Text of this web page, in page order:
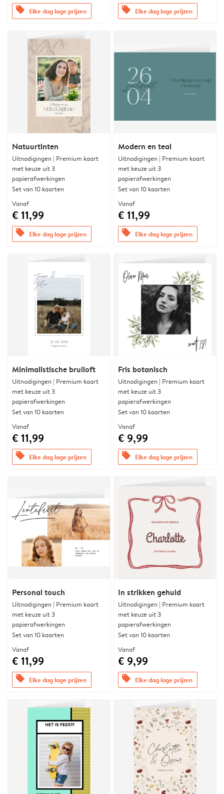
offers Elke dag lage prijzen offers Elke dag lage prijzen
Natuurtinten
Uitnodigingen | Premium kaart
met keuze uit 3
papierafwerkingen
Set van 10 kaarten
Vanaf
€ 11,99
offers Elke dag lage prijzen
Modern en teal
Uitnodigingen | Premium kaart
met keuze uit 3
papierafwerkingen
Set van 10 kaarten
Vanaf
€ 11,99
offers Elke dag lage prijzen
Minimalistische bruiloft
Uitnodigingen | Premium kaart
met keuze uit 3
papierafwerkingen
Set van 10 kaarten
Vanaf
€ 11,99
offers Elke dag lage prijzen
Fris botanisch
Uitnodigingen | Premium kaart
met keuze uit 3
papierafwerkingen
Set van 10 kaarten
Vanaf
€ 9,99
offers Elke dag lage prijzen
Personal touch
Uitnodigingen | Premium kaart
met keuze uit 3
papierafwerkingen
Set van 10 kaarten
Vanaf
€ 11,99
offers Elke dag lage prijzen
In strikken gehuld
Uitnodigingen | Premium kaart
met keuze uit 3
papierafwerkingen
Set van 10 kaarten
Vanaf
€ 9,99
offers Elke dag lage prijzen